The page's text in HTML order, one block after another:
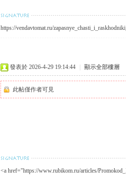
https://vendavtomat.ru/
發表於 2026-4-29 19:14:44 顯示全部樓層
此帖僅作者可見
<a href="https://www.rubikom.ru/articles/